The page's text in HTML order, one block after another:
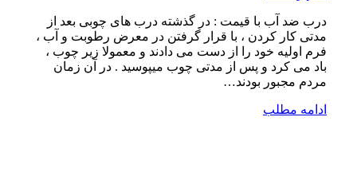
درب ضد آب با قیمت : در گذشته درب های چوبی بعد از
مدتی کار کردن ، با قرار گرفتن در معرض رطوبت و آب ،
فرم اولیه خود را از دست می دادند و معمولا زیر چوب ،
باد می کرد و پس از مدتی چوب میپوسید . در آن زمان
مردم مجبور بودند…
ادامه مطلب